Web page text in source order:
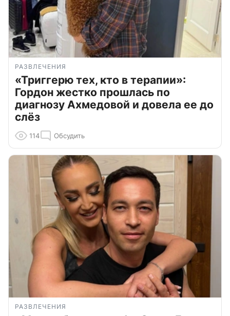
РАЗВЛЕЧЕНИЯ
«Триггерю тех, кто в терапии»:
Гордон жестко прошлась по
диагнозу Ахмедовой и довела ее до
слёз
114 Обсудить
РАЗВЛЕЧЕНИЯ